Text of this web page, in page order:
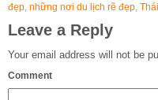
đẹp, những nơi du lịch rẽ đẹp,
Leave a Reply
Your email address will not be
Comment